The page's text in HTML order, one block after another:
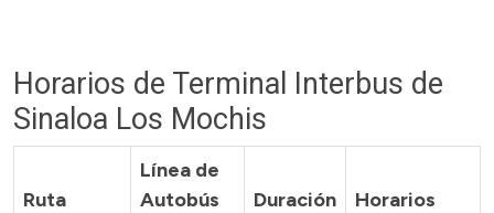
Horarios de Terminal Interbus de
Sinaloa Los Mochis
Ruta
Línea de
Autobús
Duración
Horarios